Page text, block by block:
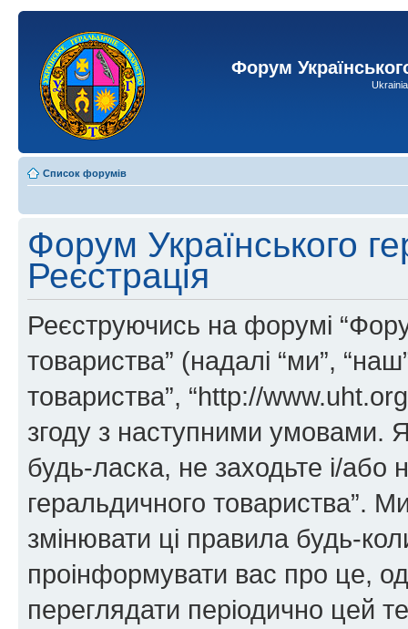
Форум
Список форумів
Форум Українського
Реєстрація
Реєструючись на форумі
товариства” (надалі “ми”,
товариства”, “http://
згоду з наступними умовами.
будь-ласка, не заходьте і/або
геральдичного товариства”.
змінювати ці правила будь-
проінформувати вас про це,
переглядати періодично цей